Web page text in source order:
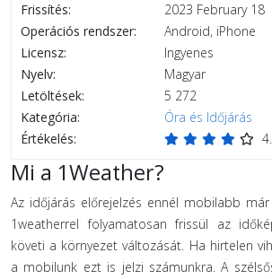
Frissítés:
2023 February 18
Operációs rendszer:
Android, iPhone
Licensz:
Ingyenes
Nyelv:
Magyar
Letöltések:
5 272
Kategória:
Óra és Időjárás
Értékelés:
Mi a 1Weather?
Az időjárás előrejelzés ennél mobilabb
1weatherrel folyamatosan frissül az
követi a környezet változását. Ha hirtelen
a mobilunk ezt is jelzi számunkra. A